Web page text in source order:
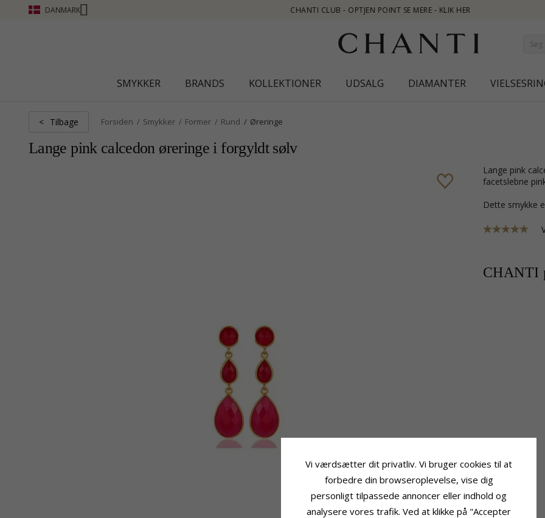
DANMARK
SMYKKER BRANDS KOLLEKTIONER UDSALG DIAMANTER
< Tilbage Forsiden Smykker Former Rund Øreringe
Lange pink calcedon øreringe i forgyldt sølv
lange pink calcedon øreringe i forgyldt sølv med sandblæst overflade og 6
facetslebne
Dette
CHANTI
Vi værdsætter dit privatliv. Vi bruger cookies til at
forbedre din browseroplevelse, vise dig
personligt tilpassede annoncer eller indhold og
analysere vores trafik. Ved at klikke på "Accepter